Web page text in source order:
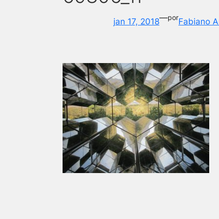
jan 17, 2018—porFabiano